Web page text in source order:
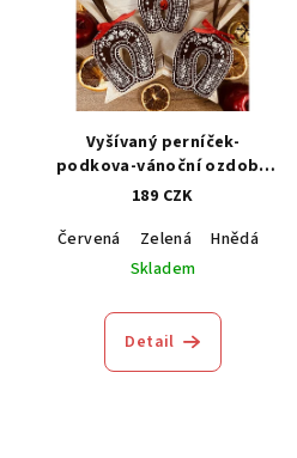
Modrá
Vyšívaný perníček-
podkova-vánoční ozdoba
1kus
189 CZK
Červená
Zelená Hnědá
Skladem
Detail